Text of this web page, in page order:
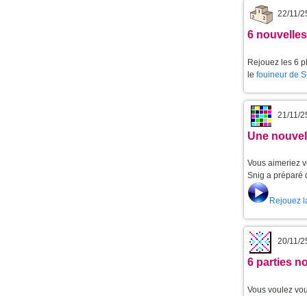
22/11/
6
Rejouez les 6
le fouineur de
21/11/
Une
Vous aimeriez
Snig a préparé
Rejouez
20/11/
6 parties
Vous voulez